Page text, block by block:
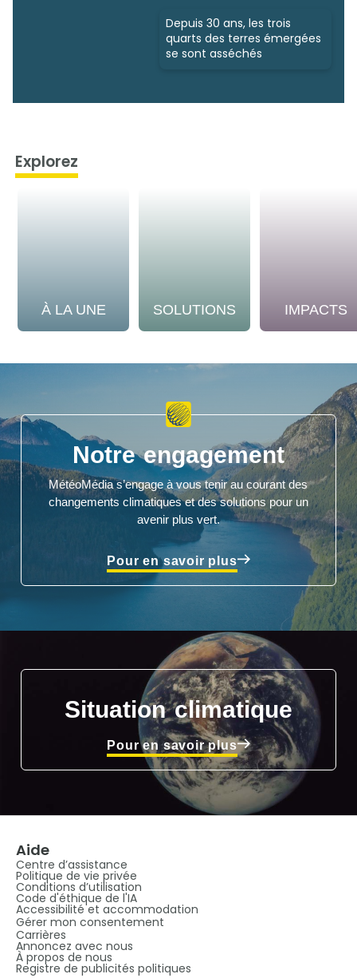
Depuis 30 ans, les trois
quarts des terres émergées
se sont asséchés
Explorez
À LA UNE SOLUTIONS IMPACTS
Notre engagement
MétéoMédia s’engage à vous tenir au courant des
changements climatiques et des solutions pour un
avenir plus vert.
Pour en savoir plus
Situation climatique
Pour en savoir plus
Aide
Centre d’assistance
Politique de vie privée
Conditions d’utilisation
Code d'éthique de l'IA
Accessibilité et accommodation
Gérer mon consentement
Carrières
Annoncez avec nous
À propos de nous
Registre de publicités politiques